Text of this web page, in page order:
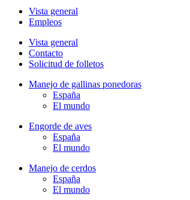
Vista general
Empleos
Vista general
Contacto
Solicitud de folletos
Manejo de gallinas ponedoras
España
El mundo
Engorde de aves
España
El mundo
Manejo de cerdos
España
El mundo